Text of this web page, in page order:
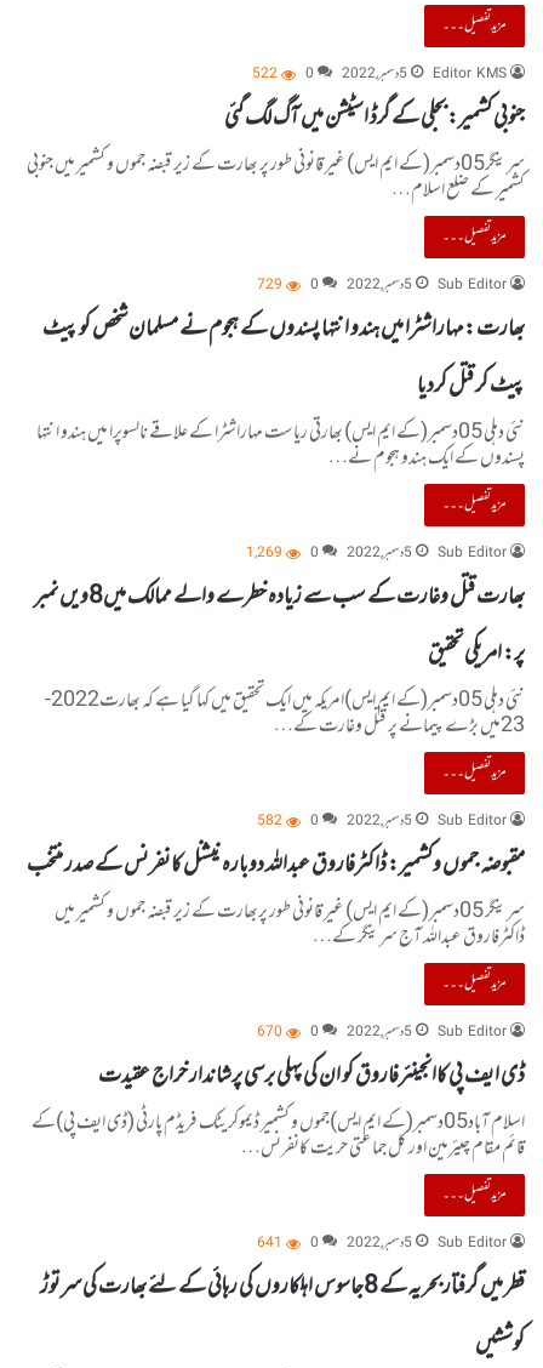
مزید تفصیل۔۔۔
Editor KMS 5 دسمبر, 2022 0
522
جنوبی کشمیر: بجلی کے گرڈ اسٹیشن میں آگ لگ گئی
سرینگر05دسمبر(کے ایم ایس) غیر قانونی طور پر بھارت کے زیر قبضہ جموں و کشمیر میں جنوبی
کشمیر کے ضلع اسلام…
مزید تفصیل۔۔۔
Sub Editor 5 دسمبر, 2022 0
729
بھارت :مہاراشٹرا میں ہندو انتہا پسندوں کے ہجوم نے مسلمان شخص کو پیٹ
پیٹ کر قتل کردیا
نئی دہلی 05دسمبر(کے ایم ایس) بھارتی ریاست مہاراشٹرا کے علاقے نالسوپرا میں ہندو انتہا
پسندوں کے ایک ہندو ہجوم نے…
مزید تفصیل۔۔۔
Sub Editor 5 دسمبر, 2022 0
1,269
بھارت قتل وغارت کے سب سے زیادہ خطرے والے ممالک میں8ویں نمبر
پر: امریکی تحقیق
نئی دہلی 05دسمبر(کے ایم ایس)امریکہ میں ایک تحقیق میں کہا گیا ہے کہ بھارت2022-
23میں بڑے پیمانے پر قتل وغارت کے…
مزید تفصیل۔۔۔
Sub Editor 5 دسمبر, 2022 0
582
مقبوضہ جموں وکشمیر: ڈاکٹرفاروق عبداللہ دوبارہ نیشنل کانفرنس کے صدر منتخب
سرینگر 05دسمبر(کے ایم ایس) غیر قانونی طور پربھارت کے زیر قبضہ جموں و کشمیر میں
ڈاکٹرفاروق عبداللہ آج سرینگر کے…
مزید تفصیل۔۔۔
Sub Editor 5 دسمبر, 2022 0
670
ڈی ایف پی کاانجینئرفاروق کو ان کی پہلی برسی پرشاندار خراج عقیدت
اسلام آباد05دسمبر(کے ایم ایس)جموں و کشمیر ڈیموکریٹک فریڈم پارٹی (ڈی ایف پی)کے
قائم مقام چیئرمین اور کل جماعتی حریت کانفرنس…
مزید تفصیل۔۔۔
Sub Editor 5 دسمبر, 2022 0
641
قطر میں گرفتار بحریہ کے 8جاسوس اہلکاروں کی رہائی کے لئے بھارت کی سرتوڑ
کوششیں